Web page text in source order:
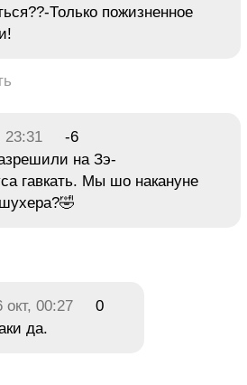
Только пожизненное
23:31
-6
на Зэ-
гавкать. Мы шо накануне
окт, 00:27
0
да.